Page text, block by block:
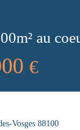
au
€
Vosges 88100